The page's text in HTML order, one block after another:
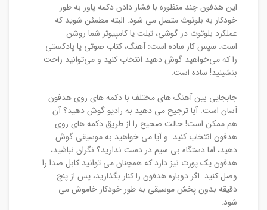
این هدفون چند منظوره با فشار دادن دکمه پاور به طور
خودکار به بلوتوث متصل می شود. البته مطمئن شوید که
عملکرد بلوتوث در گوشی، تبلت یا کامپیوتر شما روشن
است. سپس کار ساده است: آهنگ، کتاب صوتی یا پادکستی
را که می‌خواهید گوش دهید انتخاب کنید و می‌توانید راحت
بنشینید! ساده است.
جابجایی بین آهنگ های مختلف با دکمه های روی هدفون
آسان است. آیا ترجیح می دهید به رادیو گوش دهید؟ آن
هم ممکن است! حالت صحیح را از طریق دکمه های روی
هدفون انتخاب کنید. و آیا می خواهید به موسیقی گوش
دهید، اما دستگاه بی سیم در دست ندارید؟ نگران نباشید،
هدفون یک پورت نیز دارد که همچنان می توانید کابل صدا را
وصل کنید. اگر دوباره هدفون را کنار بگذارید، پس از پنج
دقیقه بدون پخش موسیقی به طور خودکار خاموش می
شود.